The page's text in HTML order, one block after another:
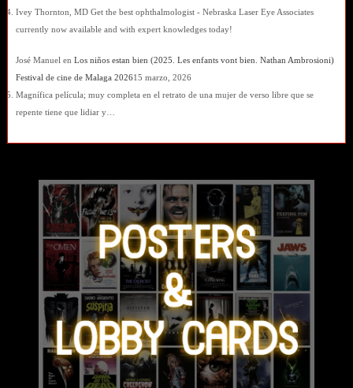
Ivey Thornton, MD Get the best ophthalmologist - Nebraska Laser Eye Associates
currently now available and with expert knowledges today!
José Manuelen Los niños estan bien (2025. Les enfants vont bien. Nathan Ambrosioni)
Festival de cine de Malaga 202615 marzo, 2026
Magnífica película; muy completa en el retrato de una mujer de verso libre que se
repente tiene que lidiar y…